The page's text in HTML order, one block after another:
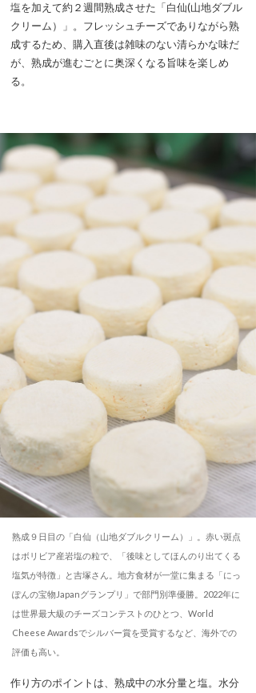
塩を加えて約２週間熟成させた「白仙(山地ダブル
クリーム）」。フレッシュチーズでありながら熟
成するため、購入直後は雑味のない清らかな味だ
が、熟成が進むごとに奥深くなる旨味を楽しめ
る。
熟成９日目の「白仙（山地ダブルクリーム）」。赤い斑点
はボリビア産岩塩の粒で、「後味としてほんのり出てくる
塩気が特徴」と吉塚さん。地方食材が一堂に集まる「にっ
ぽんの宝物Japanグランプリ」で部門別準優勝。2022年に
は世界最大級のチーズコンテストのひとつ、World
Cheese Awardsでシルバー賞を受賞するなど、海外での
評価も高い。
作り方のポイントは、熟成中の水分量と塩。水分